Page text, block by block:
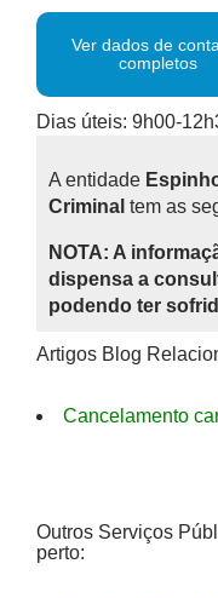
Ver dados de
completos
Dias úteis: 9h00-
A entidade
Criminal tem as
NOTA: A
dispensa a
podendo ter
Artigos Blog
Cancelamento
Outros Serviços
perto: